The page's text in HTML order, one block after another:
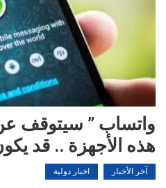
واتساب ” سيتوقف
هذه الأجهزة .. قد
آخر الأخبار اخبار دولية